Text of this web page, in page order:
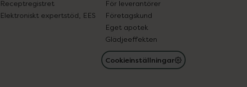
Receptregistret
Elektroniskt expertstöd, EES
För leverantörer
Företagskund
Eget apotek
Glädjeeffekten
Cookieinställningar